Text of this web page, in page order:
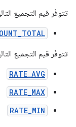
تتوفّر قيم التجميع
تتوفّر قيم التجميع
RATE_AVG
RATE_MAX
RATE_MIN